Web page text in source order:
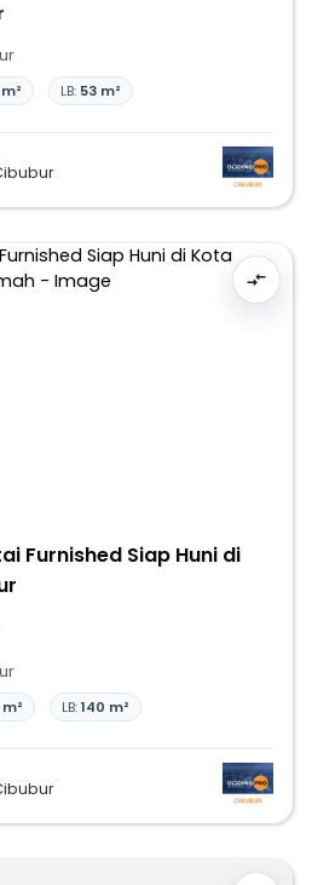
LB: 53 m²
Furnished Siap Huni di
m² LB:140 m²